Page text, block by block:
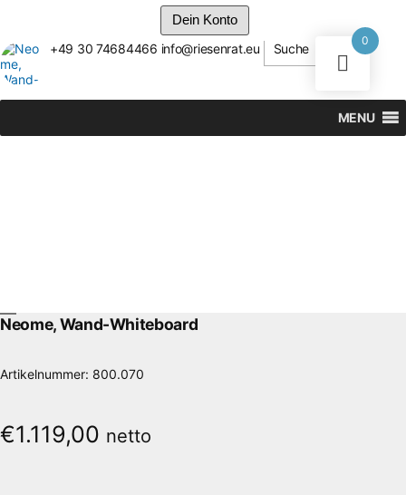
Dein Konto
Zum
Inhalt
springen
+49 30 74684466 info@riesenrat.eu Suche
MENU
Neome, Wand-Whiteboard
Artikelnummer: 800.070
€1.119,00 netto
0